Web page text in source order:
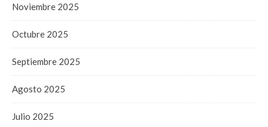
Noviembre 2025
Octubre 2025
Septiembre 2025
Agosto 2025
Julio 2025